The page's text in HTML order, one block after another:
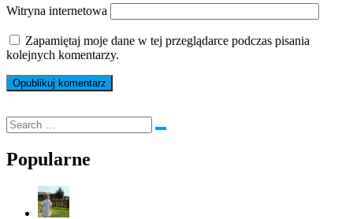
Witryna internetowa
Zapamiętaj moje dane w tej przeglądarce podczas pisania
kolejnych komentarzy.
Popularne